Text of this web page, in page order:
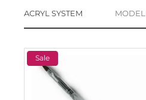
ACRYL SYSTEM
Sale